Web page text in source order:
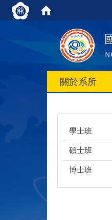
關於系所
學士班
碩士班
博士班